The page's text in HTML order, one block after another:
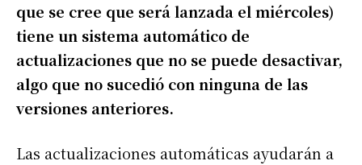
que se cree que será lanzada el miércoles)
tiene un sistema automático de
actualizaciones que no se puede desactivar,
algo que no sucedió con ninguna de las
versiones anteriores.
Las actualizaciones automáticas ayudarán a